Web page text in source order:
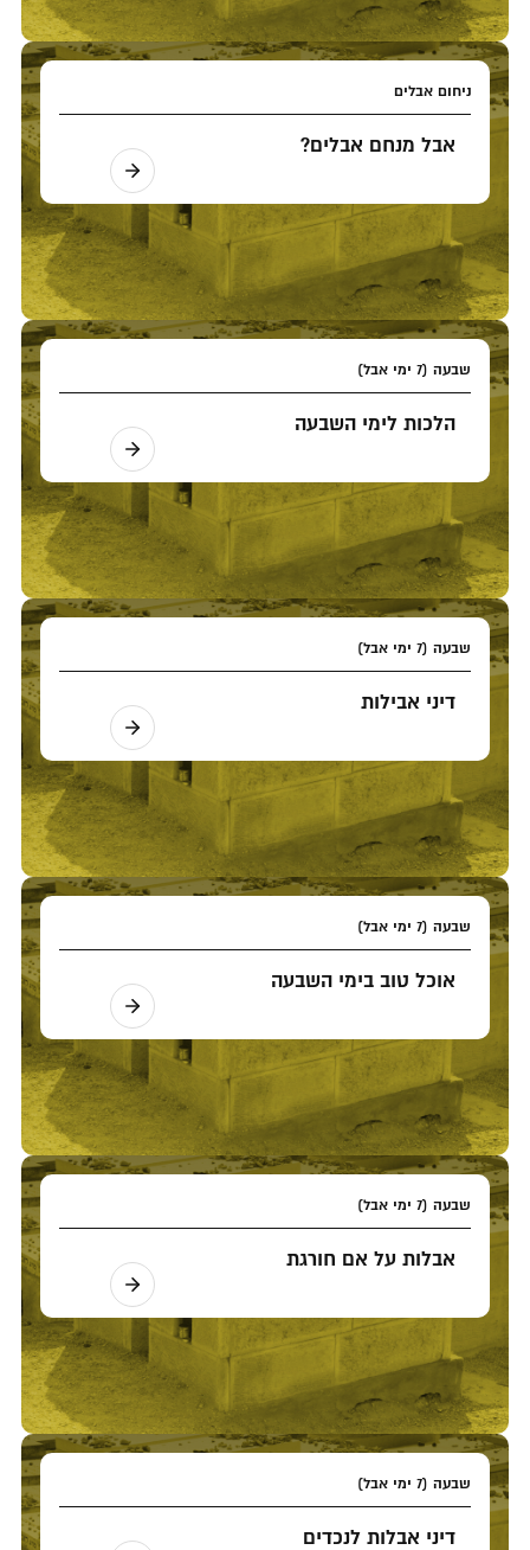
ניחום אבלים
אבל מנחם אבלים?
שבעה (7 ימי אבל)
הלכות לימי השבעה
שבעה (7 ימי אבל)
דיני אבילות
שבעה (7 ימי אבל)
אוכל טוב בימי השבעה
שבעה (7 ימי אבל)
אבלות על אם חורגת
שבעה (7 ימי אבל)
דיני אבלות לנכדים